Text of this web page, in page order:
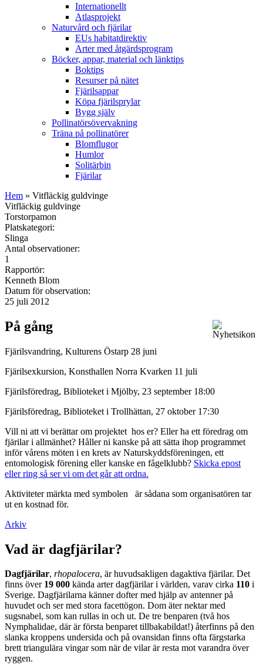
Internationellt
Atlasprojekt
Naturvård och fjärilar
EUs habitatdirektiv
Arter med åtgärdsprogram
Böcker, appar, material och länktips
Boktips
Resurser på nätet
Fjärilsappar
Köpa fjärilsprylar
Bygg själv
Pollinatörsövervakning
Träna på pollinatörer
Blomflugor
Humlor
Solitärbin
Fjärilar
Hem » Vitfläckig guldvinge
Vitfläckig guldvinge
Torstorpamon
Platskategori:
Slinga
Antal observationer:
1
Rapportör:
Kenneth Blom
Datum för observation:
25 juli 2012
På gång
Fjärilsvandring, Kulturens Östarp 28 juni
Fjärilsexkursion, Konsthallen Norra Kvarken 11 juli
Fjärilsföredrag, Biblioteket i Mjölby, 23 september 18:00
Fjärilsföredrag, Biblioteket i Trollhättan, 27 oktober 17:30
Vill ni att vi berättar om projektet hos er? Eller ha ett föredrag om
fjärilar i allmänhet? Håller ni kanske på att sätta ihop programmet
inför vårens möten i en krets av Naturskyddsföreningen, ett
entomologisk förening eller kanske en fågelklubb? Skicka epost
eller ring så ser vi om det går att ordna.
Aktiviteter märkta med symbolen
är sådana som organisatören tar
ut en kostnad för.
Arkiv
Vad är dagfjärilar?
Dagfjärilar, rhopalocera, är huvudsakligen dagaktiva fjärilar. Det
finns över 19 000 kända arter dagfjärilar i världen, varav cirka 110 i
Sverige. Dagfjärilarna känner dofter med hjälp av antenner på
huvudet och ser med stora facettögon. Dom äter nektar med
sugsnabel, som kan rullas in och ut. De tre benparen (två hos
Nymphalidae, där är första benparet tillbakabildat!) återfinns på den
slanka kroppens undersida och på ovansidan finns ofta färgstarka
brett triangulära vingar som när de vilar är resta mot varandra över
ryggen.